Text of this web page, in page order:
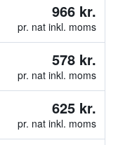
966 kr.
pr. nat inkl. moms
578 kr.
pr. nat inkl. moms
625 kr.
pr. nat inkl. moms